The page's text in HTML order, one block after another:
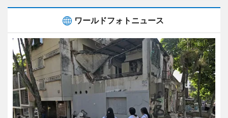
ワールドフォトニュース